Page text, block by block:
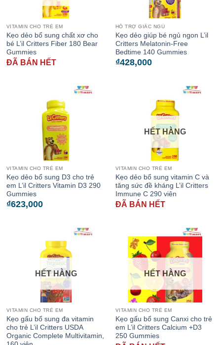
VITAMIN CHO TRẺ EM
Kẹo dẻo bổ sung chất xơ cho
bé L’il Critters Fiber 180 Bear
Gummies
ĐÃ BÁN HẾT
HỖ TRỢ GIẤC NGỦ
Kẹo dẻo giúp bé ngủ ngon L’il
Critters Melatonin-Free
Bedtime 140 Gummies
₫428,000
VITAMIN CHO TRẺ EM
Kẹo dẻo bổ sung D3 cho trẻ
em L’il Critters Vitamin D3 290
Gummies
₫623,000
HẾT HÀNG
VITAMIN CHO TRẺ EM
Kẹo dẻo bổ sung vitamin C và
tăng sức đề kháng L’il Critters
Immune C 290 viên
ĐÃ BÁN HẾT
HẾT HÀNG
VITAMIN CHO TRẺ EM
Kẹo gấu bổ sung đa vitamin
cho trẻ L’il Critters USDA
Organic Complete Multivitamin,
HẾT HÀNG
VITAMIN CHO TRẺ EM
Kẹo gấu bổ sung Canxi cho trẻ
em L’il Critters Calcium +D3
250 Gummies